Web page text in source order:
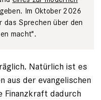
Im Oktober 2026
das Sprechen über den
macht".
Natürlich ist es
aus der evangelischen
Finanzkraft dadurch